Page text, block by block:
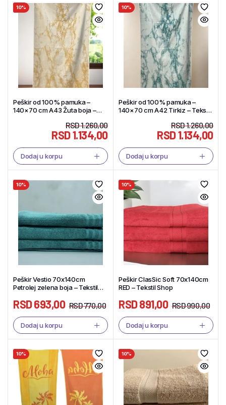
10%
Peškir od 100% pamuka –
140×70 cm A43 Žuta boja –
RSD1.260,00
RSD1.134,00
Dodaj u korpu
10%
Peškir od 100% pamuka –
140×70 cm A42 Tirkiz – Tekstil
RSD1.260,00
RSD1.134,00
Dodaj u korpu
10%
Peškir Vestio 70x140cm
Petrolej zelena boja – Tekstil
RSD770,00
RSD693,00
Dodaj u korpu
10%
Peškir ClasSic Soft 70x140cm
RED – Tekstil Shop
RSD990,00
RSD891,00
Dodaj u korpu
10% 10%